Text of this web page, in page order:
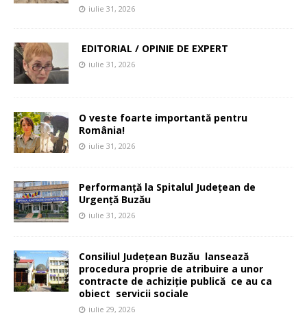
iulie 31, 2026
EDITORIAL / OPINIE DE EXPERT
iulie 31, 2026
O veste foarte importantă pentru
România!
iulie 31, 2026
Performanță la Spitalul Județean de
Urgență Buzău
iulie 31, 2026
Consiliul Județean Buzău lansează
procedura proprie de atribuire a unor
contracte de achiziție publică ce au ca
obiect servicii sociale
iulie 29, 2026